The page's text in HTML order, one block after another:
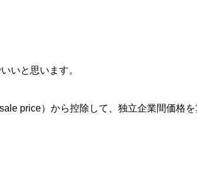
いと思います。
price）から控除して、独立企業間価格を